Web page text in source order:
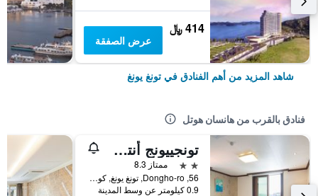
414 ﷼
عرض الصفقة
شاهد المزيد من أهم الفنادق في تونغ يونغ
فنادق بالقرب من هانسان هوتل
تونجييونج أنتشوفي توريست هوتل
2 نجمتين
ممتاز 8.3
56, Dongho-ro, تونغ يونغ, كوريا الجنوبية
0.9 كيلومتر عن وسط المدينة